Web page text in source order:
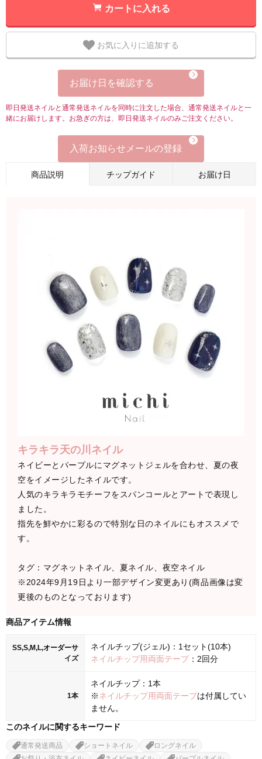
カートに入れる
お気に入りに追加する
お届け日を確認する
即日発送ネイルと通常発送ネイルを同時に注文した場合、通常発送ネイルと一
緒にお届けします。お急ぎの方は、即日発送ネイルのみご注文ください。
入荷お知らせメールの登録
商品説明 チップガイド お届け日
キラキラ天の川ネイル
ネイビーとパープルにマグネットジェルを合わせ、夏の夜
空をイメージしたネイルです。
人気のキラキラモチーフをスパンコールとアートで表現し
ました。
指先を鮮やかに彩るので特別な日のネイルにもオススメで
す。
タグ：マグネットネイル、夏ネイル、夜空ネイル
※2024年9月19日より一部デザイン変更あり(商品画像は変
更後のものとなっております)
商品アイテム情報
SS,S,M,L,オーダーサ
イズ
ネイルチップ(ジェル)：1セット(10本)
ネイルチップ用両面テープ：2回分
1本
ネイルチップ：1本
※ネイルチップ用両面テープは付属してい
ません。
このネイルに関するキーワード
通常発送商品 ショートネイル
ロングネイル